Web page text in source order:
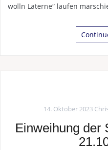
wolln Laterne“ laufen
14. Oktober 2023
Einweihung der